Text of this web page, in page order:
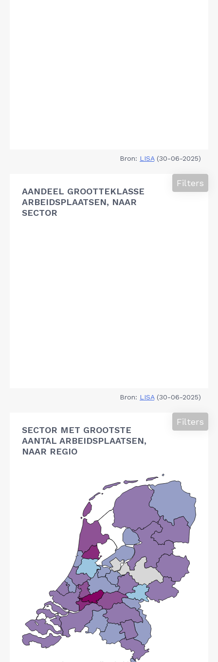
Bron: LISA(30-06-2025)
AANDEEL GROOTTEKLASSE
ARBEIDSPLAATSEN, NAAR
SECTOR
Filters
Bron: LISA(30-06-2025)
SECTOR MET GROOTSTE
AANTAL ARBEIDSPLAATSEN,
NAAR REGIO
Filters